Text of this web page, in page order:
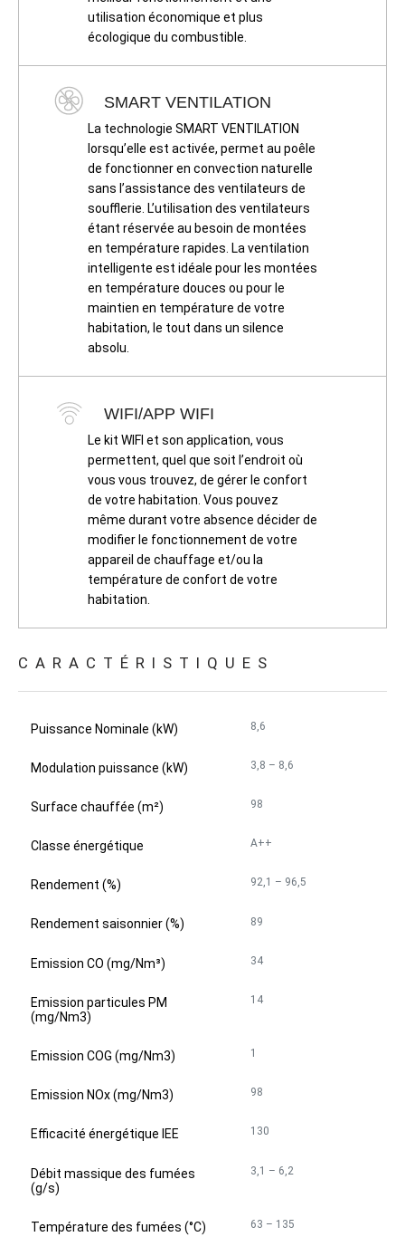
utilisation économique et plus
écologique du combustible.
SMART VENTILATION
La technologie SMART VENTILATION
lorsqu’elle est activée, permet au poêle
de fonctionner en convection naturelle
sans l’assistance des ventilateurs de
soufflerie. L’utilisation des ventilateurs
étant réservée au besoin de montées
en température rapides. La ventilation
intelligente est idéale pour les montées
en température douces ou pour le
maintien en température de votre
habitation, le tout dans un silence
absolu.
WIFI/APP WIFI
Le kit WIFI et son application, vous
permettent, quel que soit l’endroit où
vous vous trouvez, de gérer le confort
de votre habitation. Vous pouvez
même durant votre absence décider de
modifier le fonctionnement de votre
appareil de chauffage et/ou la
température de confort de votre
habitation.
CARACTÉRISTIQUES
Puissance Nominale (kW) 8,6
Modulation puissance (kW) 3,8 – 8,6
Surface chauffée (m²) 98
Classe énergétique A++
Rendement (%) 92,1 – 96,5
Rendement saisonnier (%) 89
Emission CO (mg/Nm³) 34
Emission particules PM
(mg/Nm3)
14
Emission COG (mg/Nm3) 1
Emission NOx (mg/Nm3) 98
Efficacité énergétique IEE 130
Débit massique des fumées
(g/s)
3,1 – 6,2
Température des fumées (°C) 63 – 135